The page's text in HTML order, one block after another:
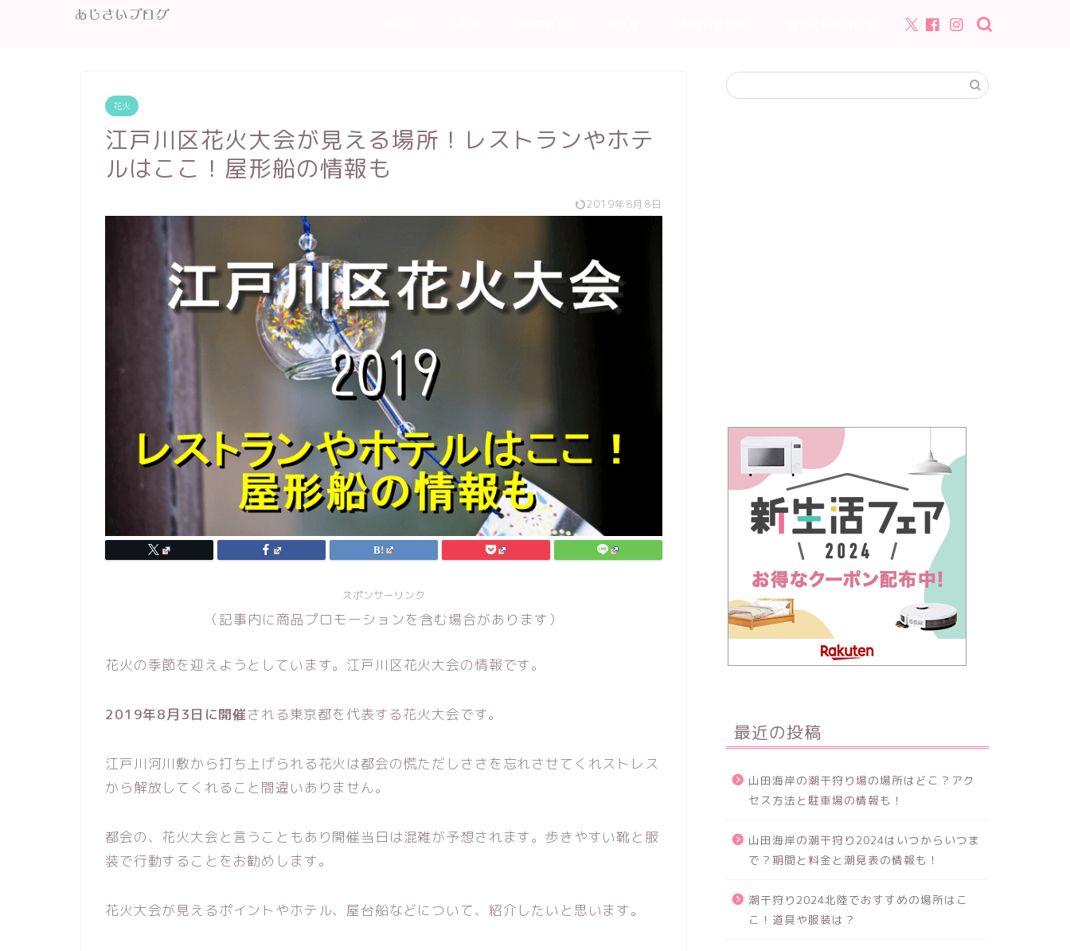
花火
江戸川区花火大会が見える場所！レストランやホテ
ルはここ！屋形船の情報も
2019年8月8日
スポンサーリンク
（記事内に商品プロモーションを含む場合があります）
花火の季節を迎えようとしています。江戸川区花火大会の情報です。
2019年8月3日に開催される東京都を代表する花火大会です。
江戸川河川敷から打ち上げられる花火は都会の慌ただしささを忘れさせてくれストレス
から解放してくれること間違いありません。
都会の、花火大会と言うこともあり開催当日は混雑が予想されます。歩きやすい靴と服
装で行動することをお勧めします。
花火大会が見えるポイントやホテル、屋台船などについて、紹介したいと思います。
最近の投稿
山田海岸の潮干狩り場の場所はどこ？アク
セス方法と駐車場の情報も！
山田海岸の潮干狩り2024はいつからいつま
で？期間と料金と潮見表の情報も！
潮干狩り2024北陸でおすすめの場所はこ
こ！道具や服装は？